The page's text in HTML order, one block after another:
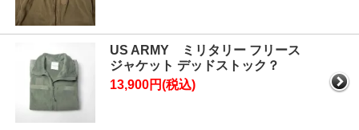
US ARMY ミリタリー フリース
ジャケット デッドストック？
13,900円(税込)